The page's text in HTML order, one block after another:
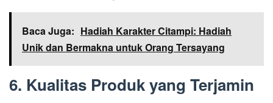
Baca Juga: Hadiah Karakter Citampi: Hadiah
Unik dan Bermakna untuk Orang Tersayang
6. Kualitas Produk yang Terjamin